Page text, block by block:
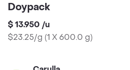
Doypack
$ 13.950 /u
$23.25/g (1 X 600.0 g)